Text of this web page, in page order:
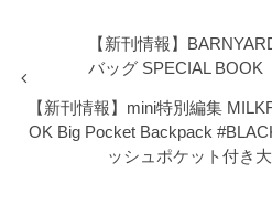
【新刊情報】
バッグ SPECIAL BOOK
【新刊情報】mini特別編集
OK Big Pocket Backpack
ッシュポケット付き